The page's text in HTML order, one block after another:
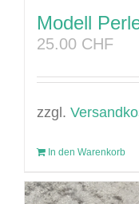
Modell
25.00 CHF
zzgl.
In den Warenkorb